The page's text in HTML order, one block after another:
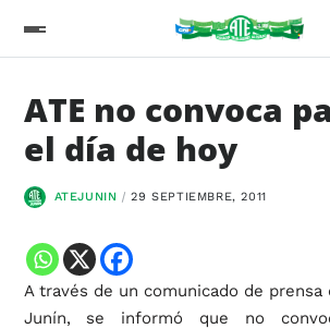
ATE no convoca
el día de hoy
ATEJUNIN 29 SEPTIEMBRE, 2011
A través de un comunicado de prensa
Junín, se informó que no